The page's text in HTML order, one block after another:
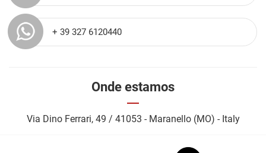
+ 39 327 6120440
Onde estamos
Via Dino Ferrari, 49 / 41053 - Maranello (MO) - Italy